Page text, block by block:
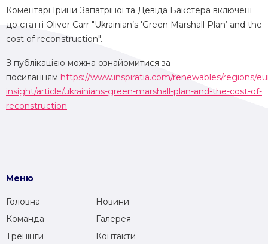
Коментарі Ірини Запатріної та Девіда Бакстера включені
до статті Oliver Carr "Ukrainian’s 'Green Marshall Plan’ and the
cost of reconstruction".
З публікацією можна ознайомитися за
посиланням https://www.inspiratia.com/renewables/regions/
insight/article/ukrainians-green-marshall-plan-and-the-cost-of-
reconstruction
Меню
Головна
Новини
Команда
Галерея
Тренінги
Контакти